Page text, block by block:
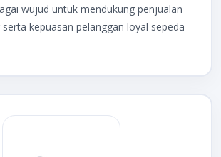
wujud untuk mendukung penjualan
kepuasan pelanggan loyal sepeda